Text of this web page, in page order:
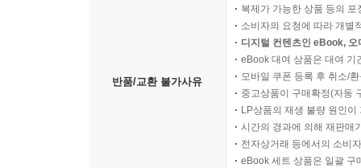
반품/교환 불가사유
복제가 가능한 상품 등의
소비자의 요청에 따라 개별
디지털 컨텐츠인 eBook,
eBook 대여 상품은 대여 기
모바일 쿠폰 등록 후 취소/
중고상품이 구매확정(자동
LP상품의 재생 불량 원인
시간의 경과에 의해 재판매
전자상거래 등에서의 소비
eBook 세트 상품은 일괄 구